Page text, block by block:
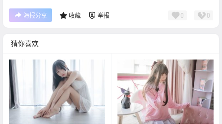
海报分享 收藏 举报 0 0
猜你喜欢